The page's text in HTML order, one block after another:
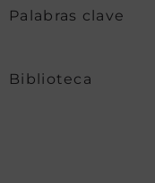
Palabras clave
Biblioteca